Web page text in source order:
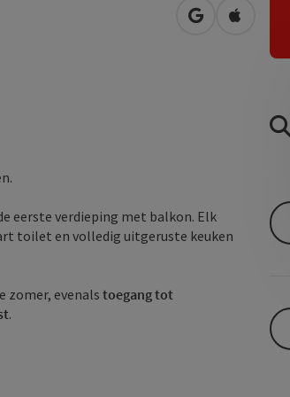
Openen inOpenen
eerste verdieping met balkon. Elk
toilet en volledig uitgeruste keuken
zomer, evenals toegang tot
.